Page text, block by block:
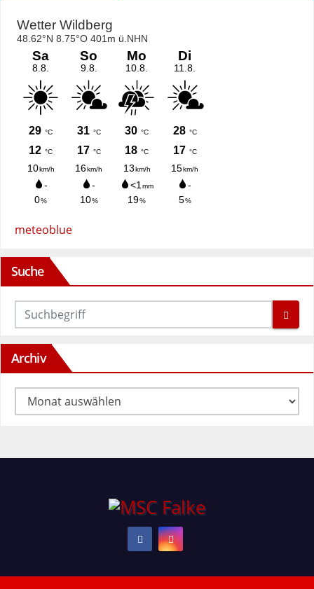
meteoblue
Suche
Archiv
Archiv